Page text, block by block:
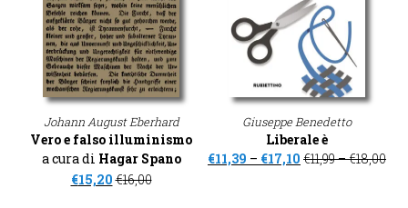
Johann August Eberhard
Vero e falso illuminismo
a cura di Hagar Spano
€15,20€16,00
Giuseppe Benedetto
Liberale è
€11,39 – €17,10 €11,99–€18,00